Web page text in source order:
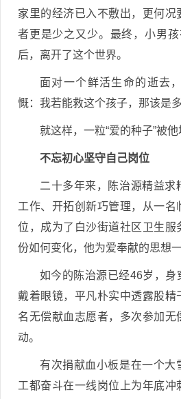
家里的经济已入不敷出，更何况
者更是少之又少。最终，小男
后，离开了这个世界。
面对一个鲜活生命的逝去
慨：我若能救这个孩子，那该是
就这样，一粒“爱的种子”被他
不忘初心坚守自己岗位
二十多年来，陈治源精益求
工作、开拓创新巧管理，从一名
位，成为了白沙街道社区卫生服
份如何变化，他为爱奉献的思想
如今的陈治源已经46岁，身
戴着眼镜，平凡朴实中透露股精
名无偿献血志愿者，多次参加无
动。
有次捐献血小板是在一个大
工都奋斗在一线岗位上为年底冲